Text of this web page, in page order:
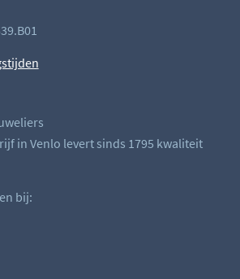
in Venlo levert sinds 1795 kwaliteit
bij: